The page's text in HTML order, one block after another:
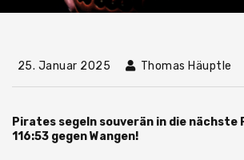
25. Januar 2025 Thomas Häuptle
Pirates segeln souverän in die nächste
116:53 gegen Wangen!